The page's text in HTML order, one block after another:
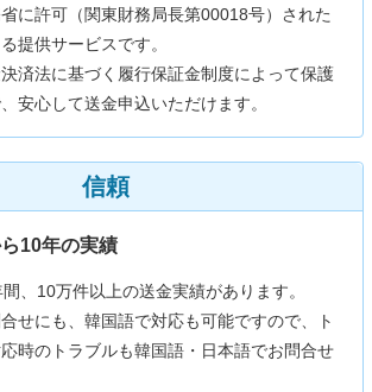
に許可（関東財務局長第00018号）された
提供サービスです。
済法に基づく履行保証金制度によって保護
安心して送金申込いただけます。
信頼
10年の実績
、10万件以上の送金実績があります。
せにも、韓国語で対応も可能ですので、ト
時のトラブルも韓国語・日本語でお問合せ